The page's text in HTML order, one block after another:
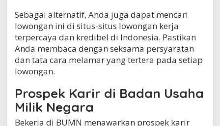
Sebagai alternatif, Anda juga dapat mencari
lowongan ini di situs-situs lowongan kerja
terpercaya dan kredibel di Indonesia. Pastikan
Anda membaca dengan seksama persyaratan
dan tata cara melamar yang tertera pada setiap
lowongan.
Prospek Karir di Badan Usaha
Milik Negara
Bekerja di BUMN menawarkan prospek karir